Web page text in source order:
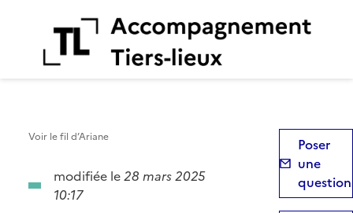
Aiguillage des Tiers-Lieux
Voir le fil d’Ariane
modifiée le28 mars 2025
10:17
Poser
une
question